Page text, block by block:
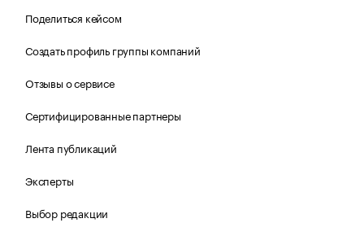
Поделиться кейсом
Создать профиль группы компаний
Отзывы о сервисе
Сертифицированные партнеры
Лента публикаций
Эксперты
Выбор редакции